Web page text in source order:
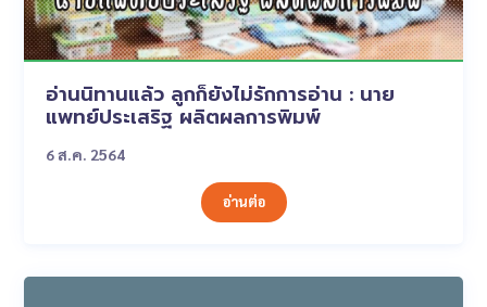
อ่านนิทานแล้ว ลูกก็ยังไม่รักการอ่าน : นาย
แพทย์ประเสริฐ ผลิตผลการพิมพ์
6 ส.ค. 2564
อ่านต่อ